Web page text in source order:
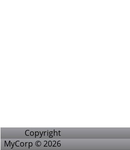
Copyright
MyCorp © 2026